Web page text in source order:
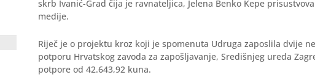
skrb Ivanić-Grad čija je ravnateljica, Jelena Benko Kepe
medije.
Riječ je o projektu kroz koji je spomenuta Udruga zaposlila dvije
potporu Hrvatskog zavoda za zapošljavanje, Središnjeg ureda
potpore od 42.643,92 kuna.